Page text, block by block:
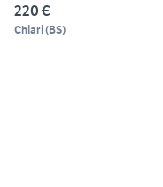
220 €
Chiari(BS)